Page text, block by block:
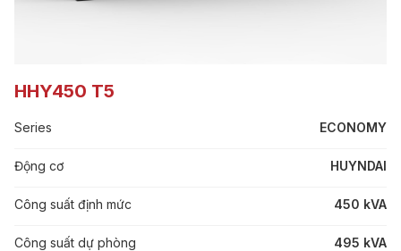
HHY450 T5
Series ECONOMY
Động cơ HUYNDAI
Công suất định mức 450 kVA
Công suất dự phòng 495 kVA